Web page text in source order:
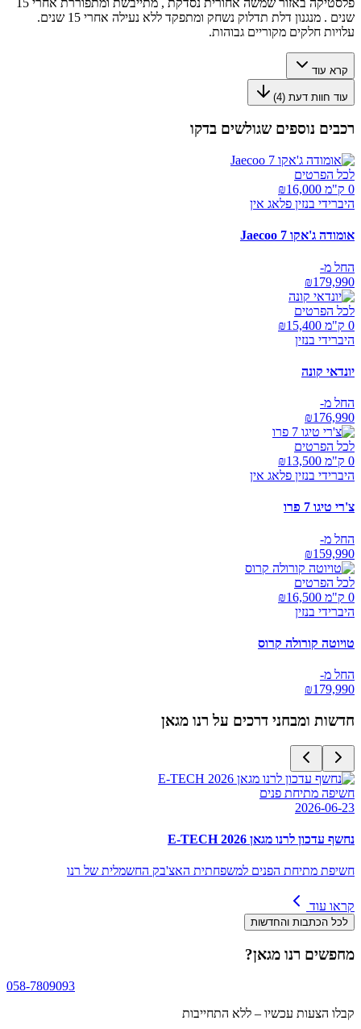
שנים . מנגנון דלת תדלוק נשחק ומתפקד ללא נעילה אחרי 15 שנים.
עלויות חלקים מקוריים גבוהות.
קרא עוד
עוד חוות דעת (4
)
רכבים נוספים שגולשים בדקו
לכל הפרטים
0 ק"מ ₪
16,000
היברידי בנזין פלאג אין
אומודה ג'אקו Jaecoo 7
החל מ-
₪179,990
לכל הפרטים
0 ק"מ ₪
15,400
היברידי בנזין
יונדאי קונה
החל מ-
₪176,990
לכל הפרטים
0 ק"מ ₪
13,500
היברידי בנזין פלאג אין
צ'רי טיגו 7 פרו
החל מ-
₪159,990
לכל הפרטים
0 ק"מ ₪
16,500
היברידי בנזין
טויוטה קורולה קרוס
החל מ-
₪179,990
חדשות ומבחני דרכים על רנו מגאן
חשיפה מתיחת פנים
2026-06-23
נחשף עדכון לרנו מגאן E-TECH 2026
חשיפת מתיחת הפנים למשפחתית האצ'בק החשמלית של רנו
קראו עוד
לכל הכתבות והחדשות
מחפשים רנו מגאן?
058-7809093
קבלו הצעות עכשיו – ללא התחייבות